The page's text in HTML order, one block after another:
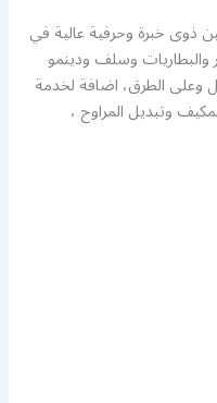
ذوى خبرة وحرفية عالية في
والبطاريات وسلف ودينمو
وعلى الطرق، اضافة لخدمة
وتبديل المراوح ،